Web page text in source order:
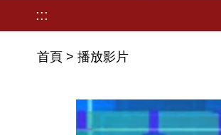
:::
首頁 > 播放影片